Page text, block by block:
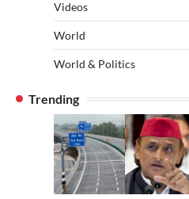
Videos
World
World & Politics
Trending